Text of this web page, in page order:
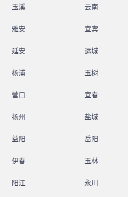
玉溪 云南
雅安 宜宾
延安 运城
杨浦 玉树
营口 宜春
扬州 盐城
益阳 岳阳
伊春 玉林
阳江 永川